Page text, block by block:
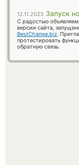
12.11.2025 Запуск
С радостью
версии сайта,
BestChange.biz.
протестировать
обратную связь.